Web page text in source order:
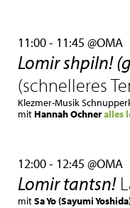
11:00 - 11:45 @OMA
Lomir shpiln!
(schnelleres
Klezmer-Musik
mit Hannah Ochneralles
12:00 - 12:45 @OMA
Lomir tantsn!
mitSa Yo (Sayumi